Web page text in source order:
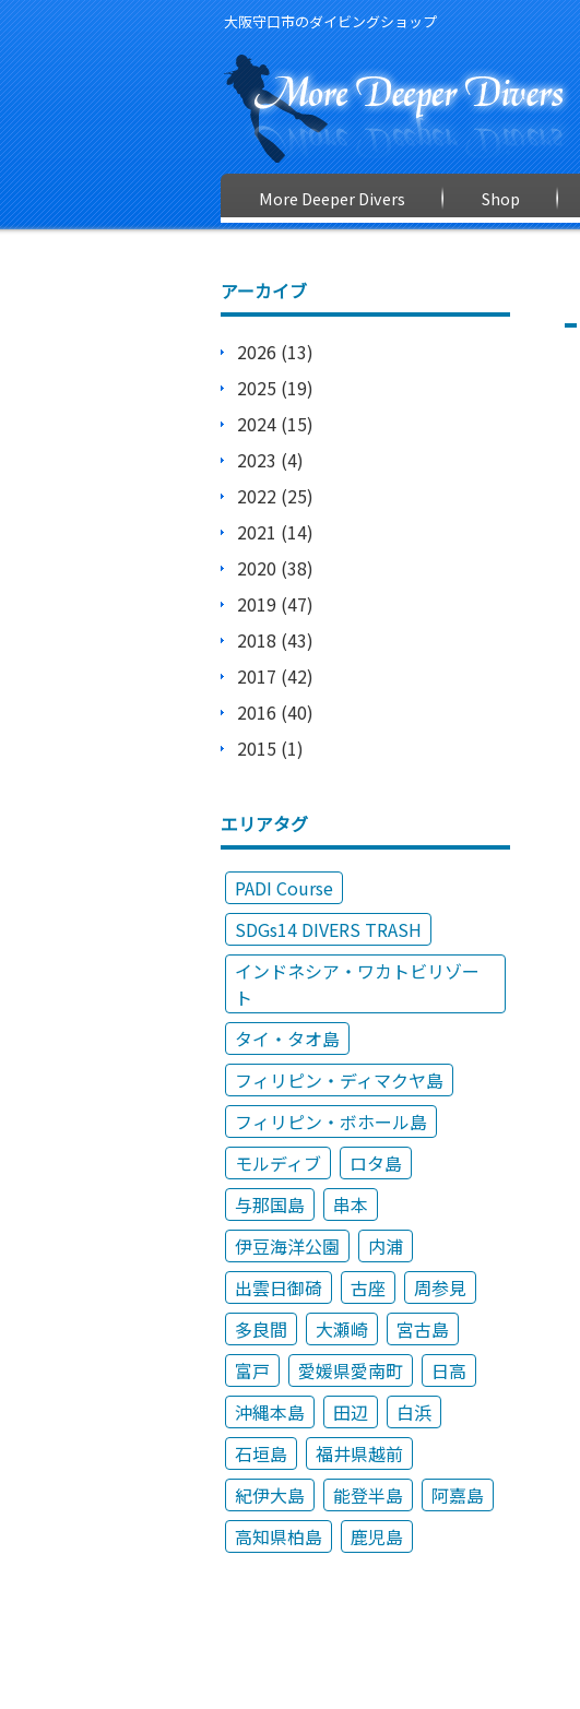
大阪守口市のダイビングショップ
More Deeper Divers Shop
アーカイブ
2026 (13)
2025 (19)
2024 (15)
2023 (4)
2022 (25)
2021 (14)
2020 (38)
2019 (47)
2018 (43)
2017 (42)
2016 (40)
2015 (1)
エリアタグ
PADI Course
SDGs14 DIVERS TRASH
インドネシア・ワカトビリゾー
ト
タイ・タオ島
フィリピン・ディマクヤ島
フィリピン・ボホール島
モルディブ
ロタ島
与那国島
串本
伊豆海洋公園
内浦
出雲日御碕
古座
周参見
多良間
大瀬崎
宮古島
富戸
愛媛県愛南町
日高
沖縄本島
田辺
白浜
石垣島
福井県越前
紀伊大島
能登半島
阿嘉島
高知県柏島
鹿児島